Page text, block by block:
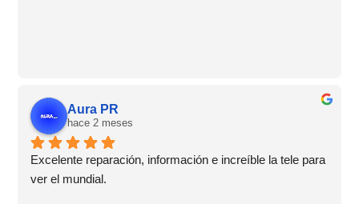
Aura PR
hace 2 meses
Excelente reparación, información e increíble la tele para
ver el mundial.